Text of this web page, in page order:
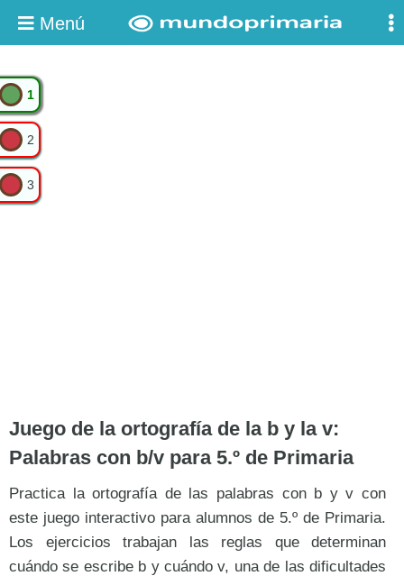
Menú
1
2
3
Juego de la ortografía de la b y la v:
Palabras con b/v para 5.º de Primaria
Practica la ortografía de las palabras con b y v con
este juego interactivo para alumnos de 5.º de Primaria.
Los ejercicios trabajan las reglas que determinan
cuándo se escribe b y cuándo v, una de las dificultades